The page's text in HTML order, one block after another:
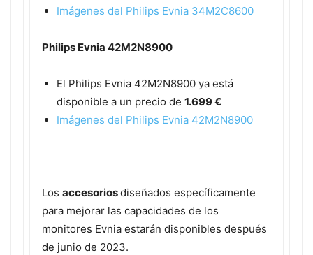
Imágenes del Philips Evnia 34M2C8600
Philips Evnia 42M2N8900
El Philips Evnia 42M2N8900 ya está
disponible a un precio de 1.699 €
Imágenes del Philips Evnia 42M2N8900
Los accesoriosdiseñados específicamente
para mejorar las capacidades de los
monitores Evnia estarán disponibles después
de junio de 2023.